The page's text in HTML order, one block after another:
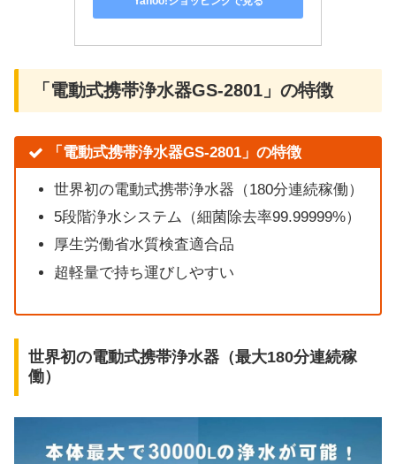
「電動式携帯浄水器GS-2801」の特徴
「電動式携帯浄水器GS-2801」の特徴
世界初の電動式携帯浄水器（180分連続稼働）
5段階浄水システム（細菌除去率99.99999%）
厚生労働省水質検査適合品
超軽量で持ち運びしやすい
世界初の電動式携帯浄水器（最大180分連続稼
働）